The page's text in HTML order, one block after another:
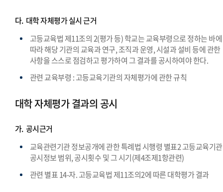
다. 대학 자체평가 실시 근거
고등교육법 제11조의 2(평가 등) 학교는 교육부령으로 정하는 바에
따라 해당 기관의 교육과 연구, 조직과 운영, 시설과 설비 등에 관한
사항을 스스로 점검하고 평가하여 그 결과를 공시하여야 한다.
관련 교육부령 : 고등교육기관의 자체평가에 관한 규칙
대학 자체평가 결과의 공시
가. 공시근거
교육관련기관 정보공개에 관한 특례법 시행령 별표2 고등교육기
공시정보 범위, 공시횟수 및 그 시기(제4조제1항관련)
관련 별표 14-자. 고등교육법 제11조의2에 따른 대학평가 결과